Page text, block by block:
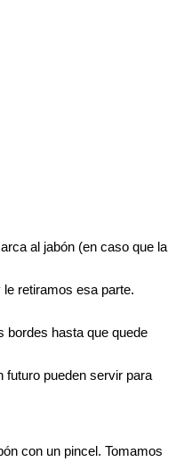
al jabón (en caso que la
retiramos esa parte.
bordes hasta que quede
futuro pueden servir para
con un pincel. Tomamos